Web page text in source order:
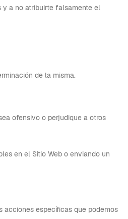
y a no atribuirte falsamente el
de la misma.
ofensivo o perjudique a otros
en el Sitio Web o enviando un
acciones específicas que podemos